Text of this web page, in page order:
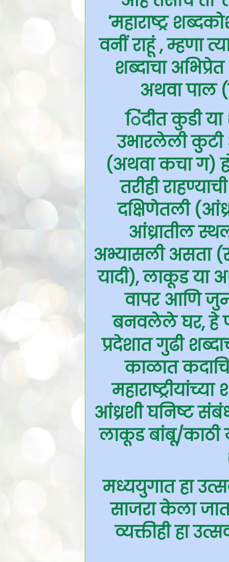
'महाराष्ट्र
वनीं राहूं , म्हणा
शब्दाचा
अथवा पाल
िंदीत कुडी
उभारलेली कुटी
(अथवा कचा ग)
तरीही
दक्षिणेतली
आंध्रातील
अभ्यासली असता
यादी), लाकूड या
वापर आणि
बनवलेले घर, हे
प्रदेशात गुढी
काळात
आंध्रशी घनिष्ट
लाकूड बांबू/काठी
मध्ययुगात हा
साजरा केला
व्यक्तीही हा